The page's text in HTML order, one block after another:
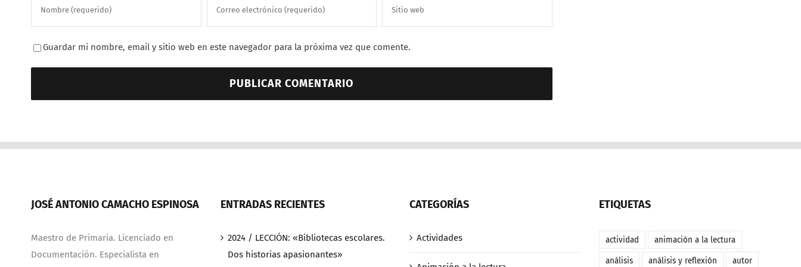
Guardar mi nombre, email y sitio web en este navegador para la próxima vez que comente.
JOSÉ ANTONIO CAMACHO ESPINOSA
Maestro de Primaria. Licenciado en
Documentación. Especialista en
ENTRADAS RECIENTES
2024 / LECCIÓN: «Bibliotecas escolares.
Dos historias apasionantes»
CATEGORÍAS
Actividades
ETIQUETAS
actividad animación a la lectura
análisis análisis y reflexión autor